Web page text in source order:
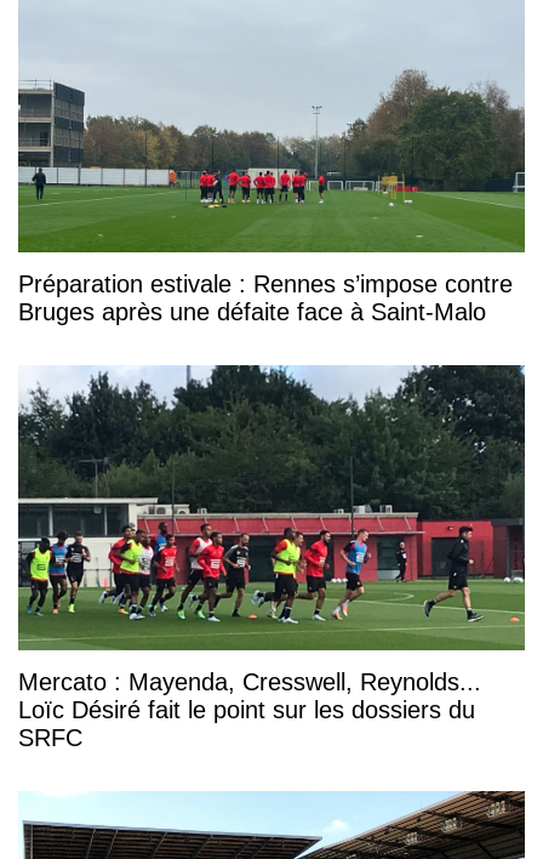
Préparation estivale : Rennes s’impose contre
Bruges après une défaite face à Saint-Malo
Mercato : Mayenda, Cresswell, Reynolds...
Loïc Désiré fait le point sur les dossiers du
SRFC